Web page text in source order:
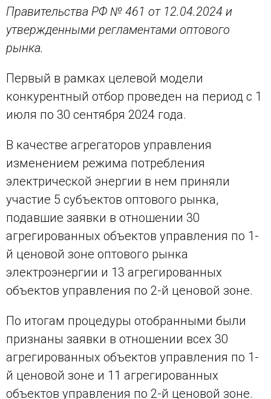
Правительства РФ № 461 от 12.04.2024 и
утвержденными регламентами оптового
рынка.
Первый в рамках целевой модели
конкурентный отбор проведен на период с 1
июля по 30 сентября 2024 года.
В качестве агрегаторов управления
изменением режима потребления
электрической энергии в нем приняли
участие 5 субъектов оптового рынка,
подавшие заявки в отношении 30
агрегированных объектов управления по 1-
й ценовой зоне оптового рынка
электроэнергии и 13 агрегированных
объектов управления по 2-й ценовой зоне.
По итогам процедуры отобранными были
признаны заявки в отношении всех 30
агрегированных объектов управления по 1-
й ценовой зоне и 11 агрегированных
объектов управления по 2-й ценовой зоне.